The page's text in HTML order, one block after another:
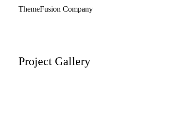
ThemeFusion Company
Project Gallery